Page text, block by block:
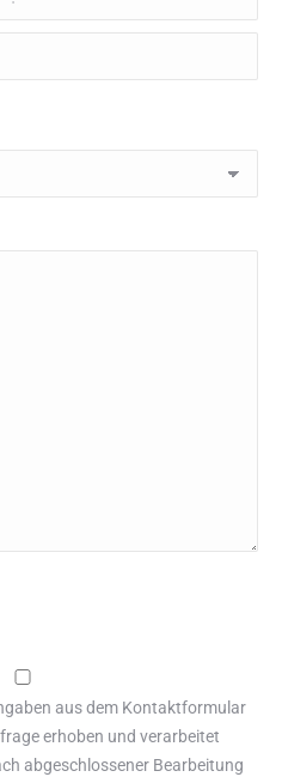
aus dem Kontaktformular
erhoben und verarbeitet
abgeschlossener Bearbeitung